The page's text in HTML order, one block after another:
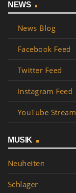
NEWS
News Blog
Facebook Feed
Twitter Feed
Instagram Feed
YouTube Stream
MUSIK
Neuheiten
Schlager